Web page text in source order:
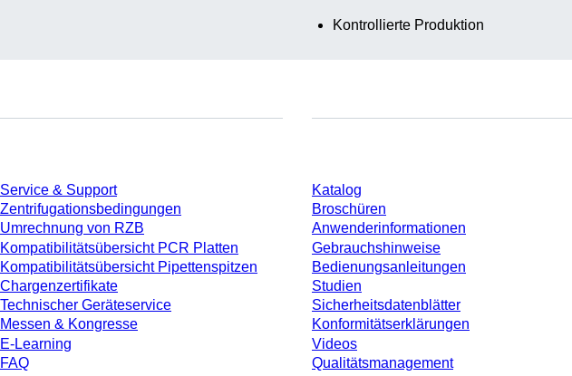
Kontrollierte Produktion
Service & Support
Zentrifugationsbedingungen
Umrechnung von RZB
Kompatibilitätsübersicht PCR Platten
Kompatibilitätsübersicht Pipettenspitzen
Chargenzertifikate
Technischer Geräteservice
Messen & Kongresse
E-Learning
FAQ
Katalog
Broschüren
Anwenderinformationen
Gebrauchshinweise
Bedienungsanleitungen
Studien
Sicherheitsdatenblätter
Konformitätserklärungen
Videos
Qualitätsmanagement